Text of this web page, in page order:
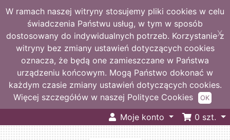
W ramach naszej witryny stosujemy pliki cookies w celu
świadczenia Państwu usług, w tym w sposób
dostosowany do indywidualnych potrzeb. Korzystanie z
witryny bez zmiany ustawień dotyczących cookies
oznacza, że będą one zamieszczane w Państwa
urządzeniu końcowym. Mogą Państwo dokonać w
każdym czasie zmiany ustawień dotyczących cookies.
Więcej szczegółów w naszej Polityce Cookies
X
OK
Moje konto 0 szt.